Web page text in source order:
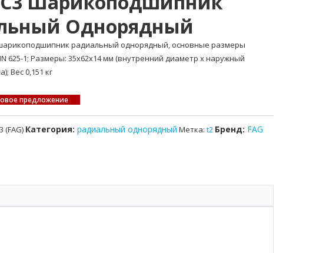
Однорядный
радиальный однорядный, основные размеры
625-1; Размеры: 35x62x14 мм (внутренний диаметр x наружный
Вес 0,151 кг
предложение
(FAG) Категория: радиальный однорядный Метка: t2 Бренд: FAG